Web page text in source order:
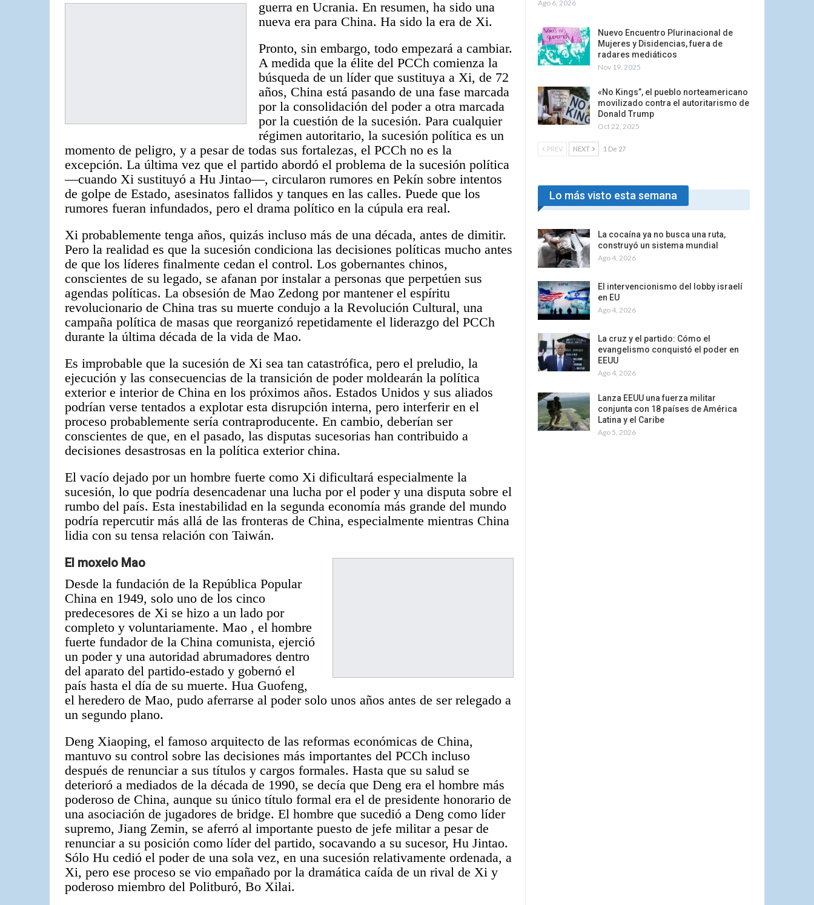
guerra en Ucrania. En resumen, ha sido una
nueva era para China. Ha sido la era de Xi.
Pronto, sin embargo, todo empezará a cambiar.
A medida que la élite del PCCh comienza la
búsqueda de un líder que sustituya a Xi, de 72
años, China está pasando de una fase marcada
por la consolidación del poder a otra marcada
por la cuestión de la sucesión. Para cualquier
régimen autoritario, la sucesión política es un
momento de peligro, y a pesar de todas sus fortalezas, el PCCh no es la
excepción. La última vez que el partido abordó el problema de la sucesión política
—cuando Xi sustituyó a Hu Jintao—, circularon rumores en Pekín sobre intentos
de golpe de Estado, asesinatos fallidos y tanques en las calles. Puede que los
rumores fueran infundados, pero el drama político en la cúpula era real.
Xi probablemente tenga años, quizás incluso más de una década, antes de dimitir.
Pero la realidad es que la sucesión condiciona las decisiones políticas mucho antes
de que los líderes finalmente cedan el control. Los gobernantes chinos,
conscientes de su legado, se afanan por instalar a personas que perpetúen sus
agendas políticas. La obsesión de Mao Zedong por mantener el espíritu
revolucionario de China tras su muerte condujo a la Revolución Cultural, una
campaña política de masas que reorganizó repetidamente el liderazgo del PCCh
durante la última década de la vida de Mao.
Es improbable que la sucesión de Xi sea tan catastrófica, pero el preludio, la
ejecución y las consecuencias de la transición de poder moldearán la política
exterior e interior de China en los próximos años. Estados Unidos y sus aliados
podrían verse tentados a explotar esta disrupción interna, pero interferir en el
proceso probablemente sería contraproducente. En cambio, deberían ser
conscientes de que, en el pasado, las disputas sucesorias han contribuido a
decisiones desastrosas en la política exterior china.
El vacío dejado por un hombre fuerte como Xi dificultará especialmente la
sucesión, lo que podría desencadenar una lucha por el poder y una disputa sobre el
rumbo del país. Esta inestabilidad en la segunda economía más grande del mundo
podría repercutir más allá de las fronteras de China, especialmente mientras China
lidia con su tensa relación con Taiwán.
El moxelo Mao
Desde la fundación de la República Popular
China en 1949, solo uno de los cinco
predecesores de Xi se hizo a un lado por
completo y voluntariamente. Mao , el hombre
fuerte fundador de la China comunista, ejerció
un poder y una autoridad abrumadores dentro
del aparato del partido-estado y gobernó el
país hasta el día de su muerte. Hua Guofeng,
el heredero de Mao, pudo aferrarse al poder solo unos años antes de ser relegado a
un segundo plano.
Deng Xiaoping, el famoso arquitecto de las reformas económicas de China,
mantuvo su control sobre las decisiones más importantes del PCCh incluso
después de renunciar a sus títulos y cargos formales. Hasta que su salud se
deterioró a mediados de la década de 1990, se decía que Deng era el hombre más
poderoso de China, aunque su único título formal era el de presidente honorario de
una asociación de jugadores de bridge. El hombre que sucedió a Deng como líder
supremo, Jiang Zemin, se aferró al importante puesto de jefe militar a pesar de
renunciar a su posición como líder del partido, socavando a su sucesor, Hu Jintao.
Sólo Hu cedió el poder de una sola vez, en una sucesión relativamente ordenada, a
Xi, pero ese proceso se vio empañado por la dramática caída de un rival de Xi y
poderoso miembro del Politburó, Bo Xilai.
Ago 6, 2026
Nuevo Encuentro Plurinacional de
Mujeres y Disidencias, fuera de
radares mediáticos
Nov 19, 2025
«No Kings”, el pueblo norteamericano
movilizado contra el autoritarismo de
Donald Trump
Oct 22, 2025
PREV NEXT 1 De 27
Lo más visto esta semana
La cocaína ya no busca una ruta,
construyó un sistema mundial
Ago 4, 2026
El intervencionismo del lobby israelí
en EU
Ago 4, 2026
La cruz y el partido: Cómo el
evangelismo conquistó el poder en
EEUU
Ago 4, 2026
Lanza EEUU una fuerza militar
conjunta con 18 países de América
Latina y el Caribe
Ago 5, 2026